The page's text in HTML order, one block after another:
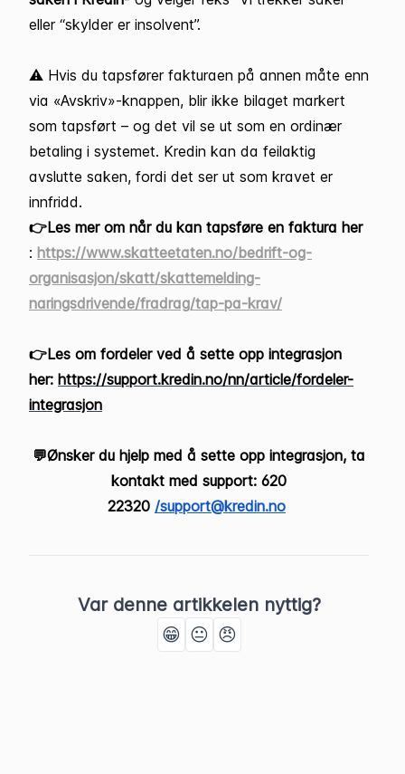
eller “skylder er insolvent”.
⚠️ Hvis du tapsfører fakturaen på annen måte enn
via «Avskriv»-knappen, blir ikke bilaget markert
som tapsført – og det vil se ut som en ordinær
betaling i systemet. Kredin kan da feilaktig
avslutte saken, fordi det ser ut som kravet er
innfridd.
👉Les mer om når du kan tapsføre en faktura her
: https://www.skatteetaten.no/bedrift-og-
organisasjon/skatt/skattemelding-
naringsdrivende/fradrag/tap-pa-krav/
👉Les om fordeler ved å sette opp integrasjon
her: https://support.kredin.no/nn/article/fordeler-
integrasjon
💬Ønsker du hjelp med å sette opp integrasjon, ta
kontakt med support: 620
22320 /support@kredin.no
Var denne artikkelen nyttig?
😁 😐 😠